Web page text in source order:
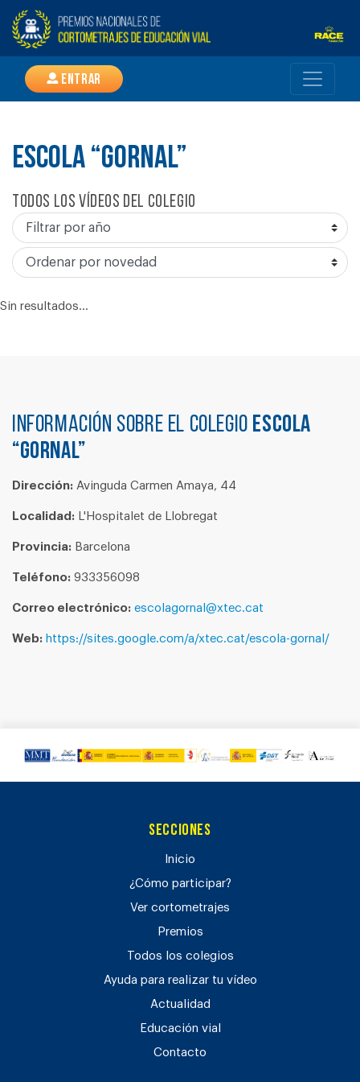
Entrar
ESCOLA “GORNAL”
Todos los vídeos del colegio
Sin resultados...
Información sobre el colegio ESCOLA
“GORNAL”
Dirección: Avinguda Carmen Amaya, 44
Localidad: L'Hospitalet de Llobregat
Provincia: Barcelona
Teléfono: 933356098
Correo electrónico: escolagornal@xtec.cat
Web: https://sites.google.com/a/xtec.cat/escola-gornal/
Secciones
Inicio
¿Cómo participar?
Ver cortometrajes
Premios
Todos los colegios
Ayuda para realizar tu vídeo
Actualidad
Educación vial
Contacto